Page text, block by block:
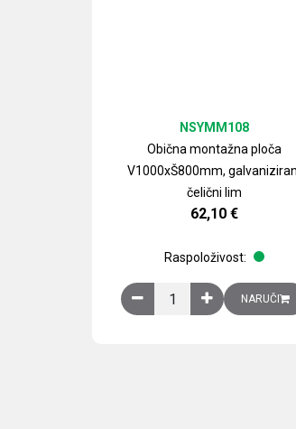
Obična montažna ploča
V1000xŠ800mm,
čelični lim
NSYMM108
62,10 €
Raspoloživost:
Obična montažnaNARUČI